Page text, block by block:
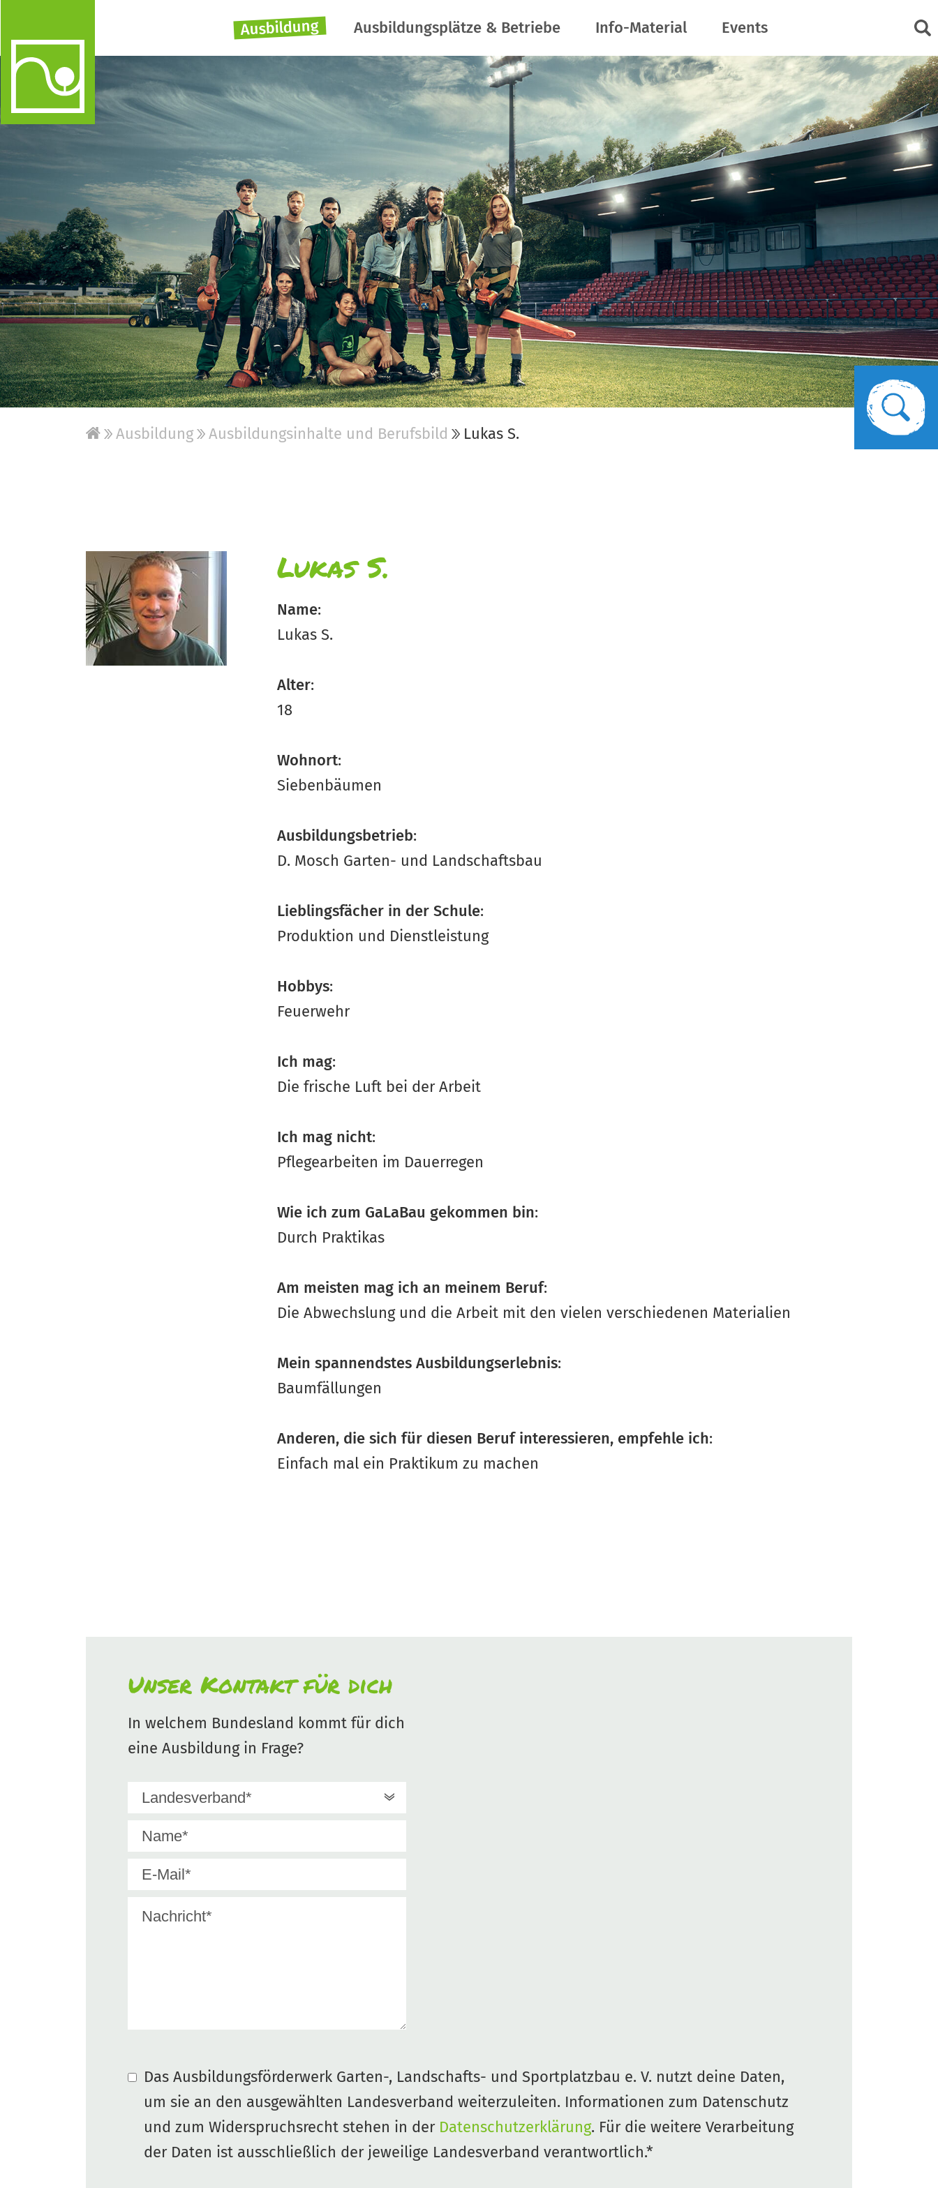
Ausbildung Ausbildungsplätze & Betriebe Info-Material Events
Ausbildung Ausbildungsinhalte und Berufsbild Lukas S.
Lukas S.
Name:
Lukas S.
Alter:
18
Wohnort:
Siebenbäumen
Ausbildungsbetrieb:
D. Mosch Garten- und Landschaftsbau
Lieblingsfächer in der Schule:
Produktion und Dienstleistung
Hobbys:
Feuerwehr
Ich mag:
Die frische Luft bei der Arbeit
Ich mag nicht:
Pflegearbeiten im Dauerregen
Wie ich zum GaLaBau gekommen bin:
Durch Praktikas
Am meisten mag ich an meinem Beruf:
Die Abwechslung und die Arbeit mit den vielen verschiedenen Materialien
Mein spannendstes Ausbildungserlebnis:
Baumfällungen
Anderen, die sich für diesen Beruf interessieren, empfehle ich:
Einfach mal ein Praktikum zu machen
Unser Kontakt für dich
In welchem Bundesland kommt für dich
eine Ausbildung in Frage?
Das Ausbildungsförderwerk Garten-, Landschafts- und Sportplatzbau e. V. nutzt deine Daten,
um sie an den ausgewählten Landesverband weiterzuleiten. Informationen zum Datenschutz
und zum Widerspruchsrecht stehen in der Datenschutzerklärung. Für die weitere Verarbeitung
der Daten ist ausschließlich der jeweilige Landesverband verantwortlich.*